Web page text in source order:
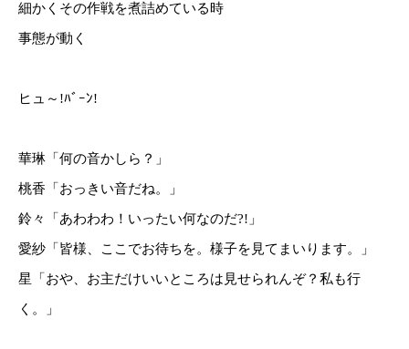
細かくその作戦を煮詰めている時
事態が動く
ヒュ～!ﾊﾞｰﾝ!
華琳「何の音かしら？」
桃香「おっきい音だね。」
鈴々「あわわわ！いったい何なのだ?!」
愛紗「皆様、ここでお待ちを。様子を見てまいります。」
星「おや、お主だけいいところは見せられんぞ？私も行
く。」